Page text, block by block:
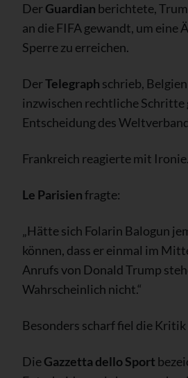
DerGuardian berichtete,
an die FIFA gewandt, um eine
Sperre zu erreichen.
DerTelegraph schrieb,
inzwischen rechtliche Schritte
Entscheidung des
Frankreich reagierte mit Ironie.
Le Parisienfragte:
„Hätte sich Folarin Balogun
können, dass er einmal im
Anrufs von Donald Trump
Wahrscheinlich nicht.“
Besonders scharf fiel die
DieGazzetta dello Sport